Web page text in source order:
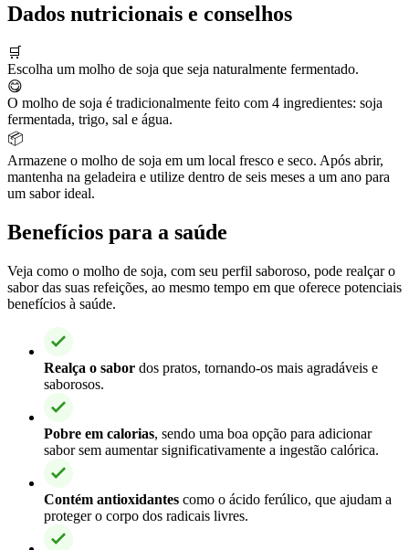
Dados nutricionais e conselhos
🛒
Escolha um molho de soja que seja naturalmente fermentado.
😋
O molho de soja é tradicionalmente feito com 4 ingredientes: soja
fermentada, trigo, sal e água.
📦
Armazene o molho de soja em um local fresco e seco. Após abrir,
mantenha na geladeira e utilize dentro de seis meses a um ano para
um sabor ideal.
Benefícios para a saúde
Veja como o molho de soja, com seu perfil saboroso, pode realçar o
sabor das suas refeições, ao mesmo tempo em que oferece potenciais
benefícios à saúde.
Realça o sabor dos pratos, tornando-os mais agradáveis e
saborosos.
Pobre em calorias, sendo uma boa opção para adicionar
sabor sem aumentar significativamente a ingestão calórica.
Contém antioxidantes como o ácido ferúlico, que ajudam a
proteger o corpo dos radicais livres.